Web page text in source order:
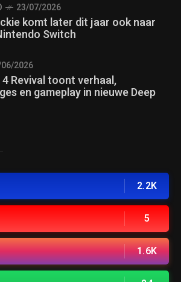
23/07/2026
komt later dit jaar ook naar
Switch
2026
Revival toont verhaal,
en gameplay in nieuwe Deep
2.2K
5
1.6K